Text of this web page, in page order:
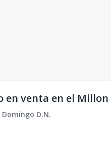
en venta en el Millon
D.N.